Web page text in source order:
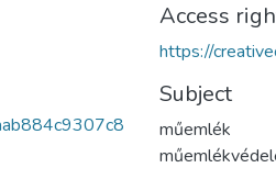
Access
https://
Subject
műemlék